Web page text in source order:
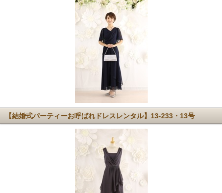
【結婚式パーティーお呼ばれドレスレンタル】13-233・13号